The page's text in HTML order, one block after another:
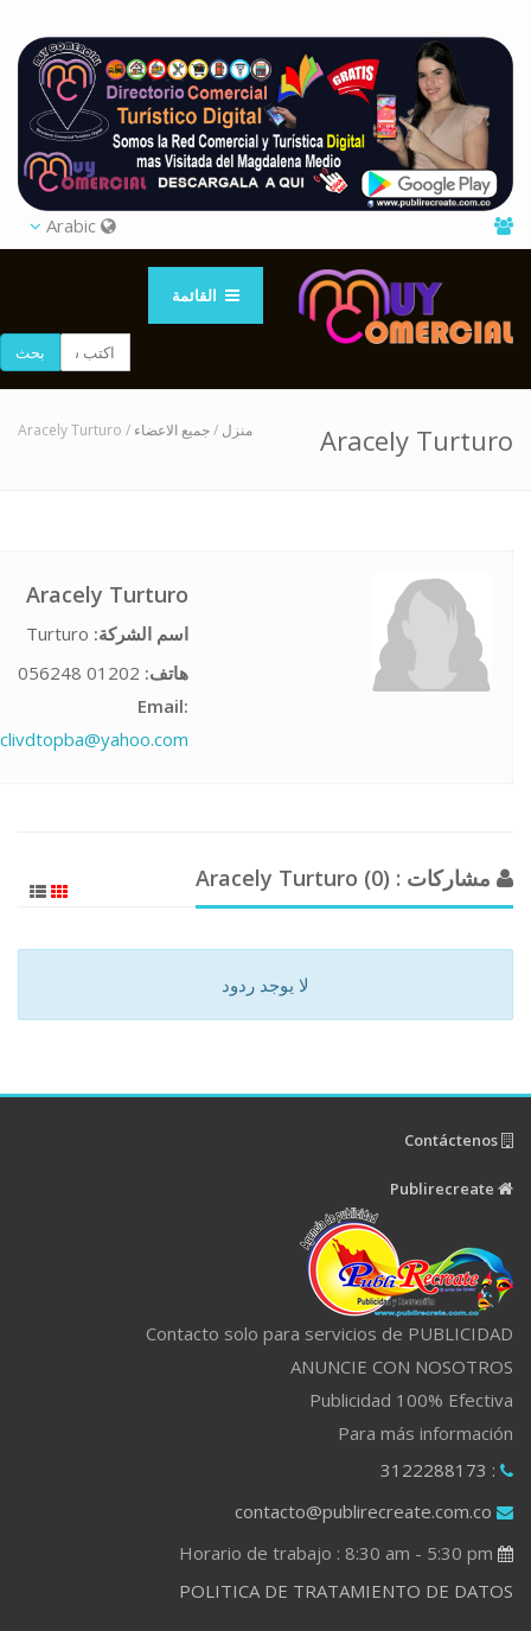
القائمة
بحث
Aracely Turturo منزل /جميع الاعضاء / Aracely Turturo
Aracely Turturo
اسم الشركة:
هاتف:
Email:
مشاركات : Aracely Turturo (0)
لا يوجد ردود
Contacto solo para servicios de PUBLICIDAD
ANUNCIE CON NOSOTROS
Publicidad 100% Efectiva
Para más información
: 3122288173
contacto@publirecreate.com.co
POLITICA DE TRATAMIENTO DE DATOS